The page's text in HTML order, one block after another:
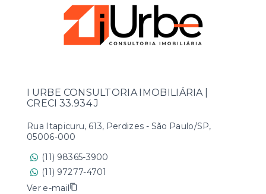
I URBE CONSULTORIA IMOBILIÁRIA |
CRECI 33.934 J
Rua Itapicuru, 613, Perdizes - São Paulo/SP,
05006-000
(11) 98365-3900
(11) 97277-4701
Ver e-mail